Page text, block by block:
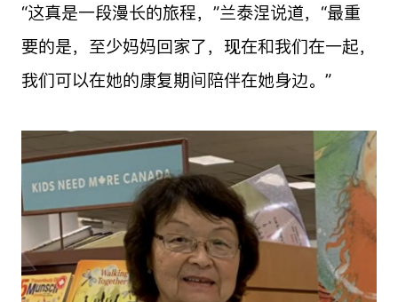
“这真是一段漫长的旅程，”兰泰涅说道，“最重
要的是，至少妈妈回家了，现在和我们在一起，
我们可以在她的康复期间陪伴在她身边。”